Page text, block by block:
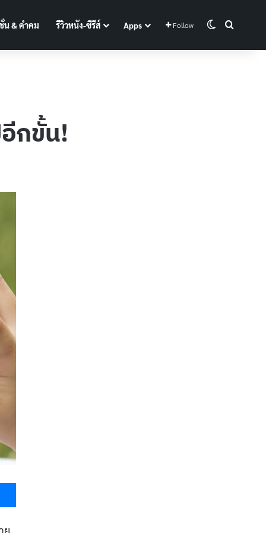
น & คำคม รีวิวหนัง-ซีรีส์ Apps Follow Switch skin
กขั้น!
Messenger